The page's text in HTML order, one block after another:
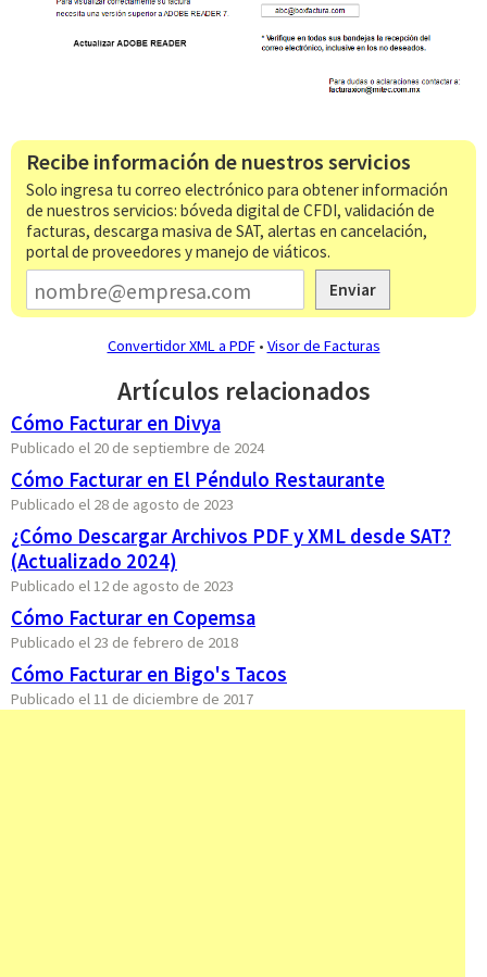
Recibe información de nuestros servicios
Solo ingresa tu correo electrónico para obtener información
de nuestros servicios: bóveda digital de CFDI, validación de
facturas, descarga masiva de SAT, alertas en cancelación,
portal de proveedores y manejo de viáticos.
Enviar
Convertidor XML a PDF• Visor de Facturas
Artículos relacionados
Cómo Facturar en Divya
Publicado el 20 de septiembre de 2024
Cómo Facturar en El Péndulo Restaurante
Publicado el 28 de agosto de 2023
¿Cómo Descargar Archivos PDF y XML desde SAT?
(Actualizado 2024)
Publicado el 12 de agosto de 2023
Cómo Facturar en Copemsa
Publicado el 23 de febrero de 2018
Cómo Facturar en Bigo's Tacos
Publicado el 11 de diciembre de 2017